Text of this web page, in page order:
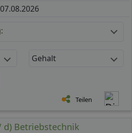
Gehalt
Teilen
Betriebstechnik